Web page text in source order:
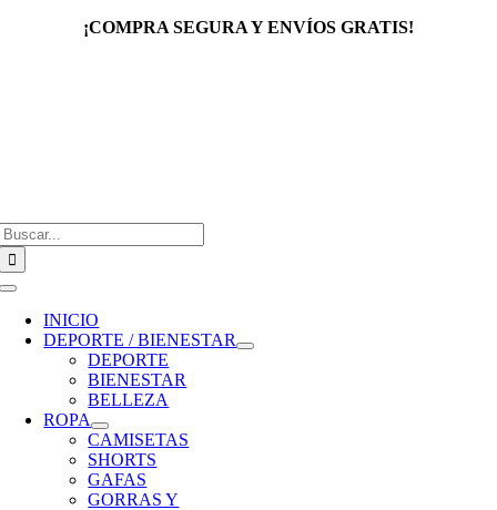
¡COMPRA SEGURA Y ENVÍOS GRATIS!
Toggle
Navigation
INICIO
DEPORTE / BIENESTAR
DEPORTE
BIENESTAR
BELLEZA
ROPA
CAMISETAS
SHORTS
GAFAS
GORRAS Y